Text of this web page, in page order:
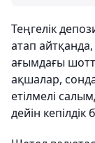
Теңгелік
атап
ағымдағы
ақшалар,
етілмелі
дейін кепілдік